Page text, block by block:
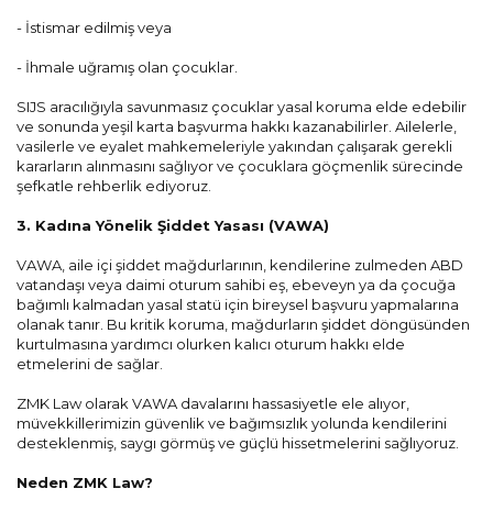
- İstismar edilmiş veya
- İhmale uğramış olan çocuklar.
SIJS aracılığıyla savunmasız çocuklar yasal koruma elde edebilir
ve sonunda yeşil karta başvurma hakkı kazanabilirler. Ailelerle,
vasilerle ve eyalet mahkemeleriyle yakından çalışarak gerekli
kararların alınmasını sağlıyor ve çocuklara göçmenlik sürecinde
şefkatle rehberlik ediyoruz.
3. Kadına Yönelik Şiddet Yasası (VAWA)
VAWA, aile içi şiddet mağdurlarının, kendilerine zulmeden ABD
vatandaşı veya daimi oturum sahibi eş, ebeveyn ya da çocuğa
bağımlı kalmadan yasal statü için bireysel başvuru yapmalarına
olanak tanır. Bu kritik koruma, mağdurların şiddet döngüsünden
kurtulmasına yardımcı olurken kalıcı oturum hakkı elde
etmelerini de sağlar.
ZMK Law olarak VAWA davalarını hassasiyetle ele alıyor,
müvekkillerimizin güvenlik ve bağımsızlık yolunda kendilerini
desteklenmiş, saygı görmüş ve güçlü hissetmelerini sağlıyoruz.
Neden ZMK Law?